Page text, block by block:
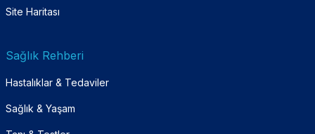
Site Haritası
Sağlık Rehberi
Hastalıklar & Tedaviler
Sağlık & Yaşam